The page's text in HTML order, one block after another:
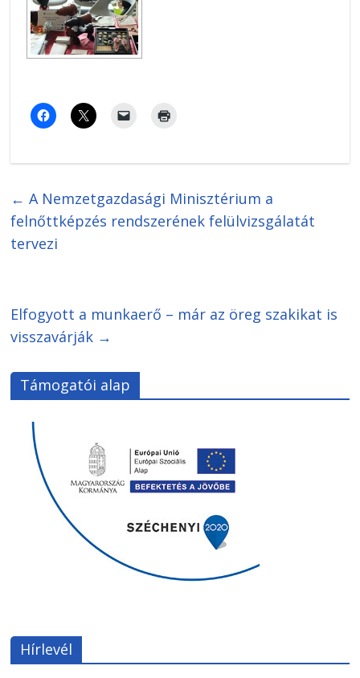
← A Nemzetgazdasági Minisztérium a
felnőttképzés rendszerének felülvizsgálatát
tervezi
Elfogyott a munkaerő – már az öreg szakikat is
visszavárják →
Támogatói alap
Hírlevél